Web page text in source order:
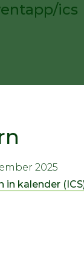
ics
2025
in kalender